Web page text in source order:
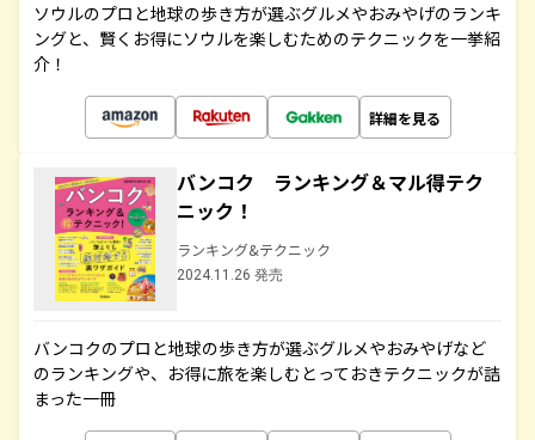
ソウルのプロと地球の歩き方が選ぶグルメやおみやげのランキ
ングと、賢くお得にソウルを楽しむためのテクニックを一挙紹
介！
詳細を見る
バンコク ランキング＆マル得テク
ニック！
ランキング&テクニック
2024.11.26 発売
バンコクのプロと地球の歩き方が選ぶグルメやおみやげなど
のランキングや、お得に旅を楽しむとっておきテクニックが詰
まった一冊